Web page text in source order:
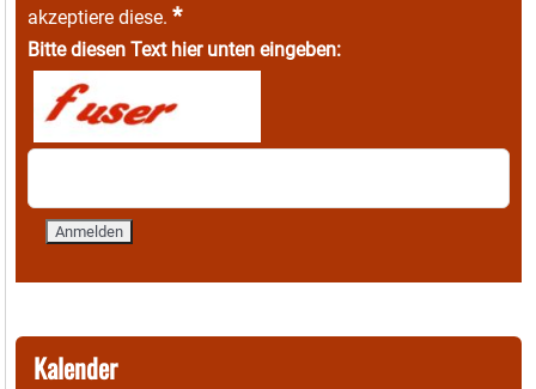
akzeptiere diese. *
Bitte diesen Text hier unten eingeben:
Kalender